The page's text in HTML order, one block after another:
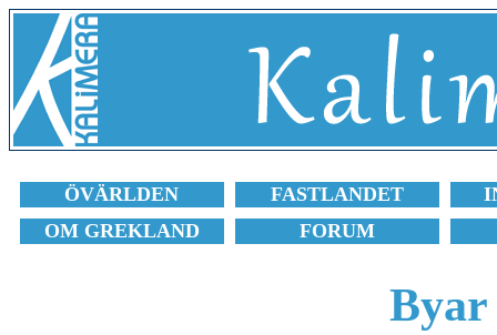
ÖVÄRLDEN FASTLANDET
OM GREKLAND
FORUM
Byar